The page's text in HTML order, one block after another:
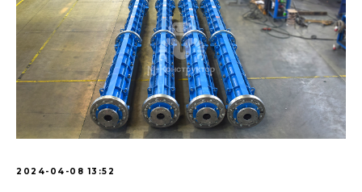
2024-04-08 13:52